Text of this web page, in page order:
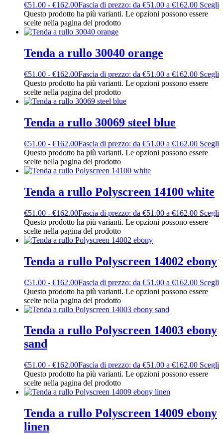
€51.00 - €162.00Fascia di prezzo: da €51.00 a €162.00 Scegli
Questo prodotto ha più varianti. Le opzioni possono essere
scelte nella pagina del prodotto
Tenda a rullo 30040 orange
€51.00 - €162.00Fascia di prezzo: da €51.00 a €162.00 Scegli
Questo prodotto ha più varianti. Le opzioni possono essere
scelte nella pagina del prodotto
Tenda a rullo 30069 steel blue
€51.00 - €162.00Fascia di prezzo: da €51.00 a €162.00 Scegli
Questo prodotto ha più varianti. Le opzioni possono essere
scelte nella pagina del prodotto
Tenda a rullo Polyscreen 14100 white
€51.00 - €162.00Fascia di prezzo: da €51.00 a €162.00 Scegli
Questo prodotto ha più varianti. Le opzioni possono essere
scelte nella pagina del prodotto
Tenda a rullo Polyscreen 14002 ebony
€51.00 - €162.00Fascia di prezzo: da €51.00 a €162.00 Scegli
Questo prodotto ha più varianti. Le opzioni possono essere
scelte nella pagina del prodotto
Tenda a rullo Polyscreen 14003 ebony
sand
€51.00 - €162.00Fascia di prezzo: da €51.00 a €162.00 Scegli
Questo prodotto ha più varianti. Le opzioni possono essere
scelte nella pagina del prodotto
Tenda a rullo Polyscreen 14009 ebony
linen